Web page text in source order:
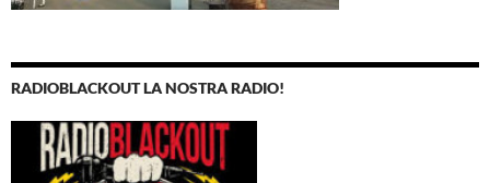
RADIOBLACKOUT LA NOSTRA RADIO!